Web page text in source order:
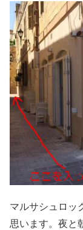
マルサシュロッ
思います。夜と